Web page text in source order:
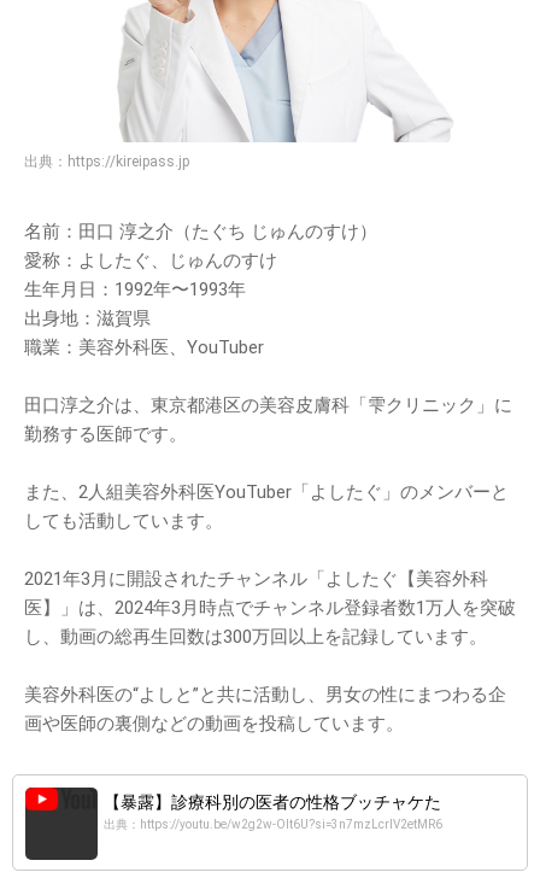
出典： https://kireipass.jp
名前：田口 淳之介（たぐち じゅんのすけ）
愛称：よしたぐ、じゅんのすけ
生年月日：1992年〜1993年
出身地：滋賀県
職業：美容外科医、YouTuber
田口淳之介は、東京都港区の美容皮膚科「雫クリニック」に
勤務する医師です。
また、2人組美容外科医YouTuber「よしたぐ」のメンバーと
しても活動しています。
2021年3月に開設されたチャンネル「よしたぐ【美容外科
医】」は、2024年3月時点でチャンネル登録者数1万人を突破
し、動画の総再生回数は300万回以上を記録しています。
美容外科医の“よしと”と共に活動し、男女の性にまつわる企
画や医師の裏側などの動画を投稿しています。
【暴露】診療科別の医者の性格ブッチャケた
出典：https://youtu.be/w2g2w-Olt6U?si=3n7mzLcrIV2etMR6